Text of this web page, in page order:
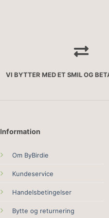
VI BYTTER MED ET SMIL OG
Information
Om ByBirdie
Kundeservice
Handelsbetingelser
Bytte og returnering